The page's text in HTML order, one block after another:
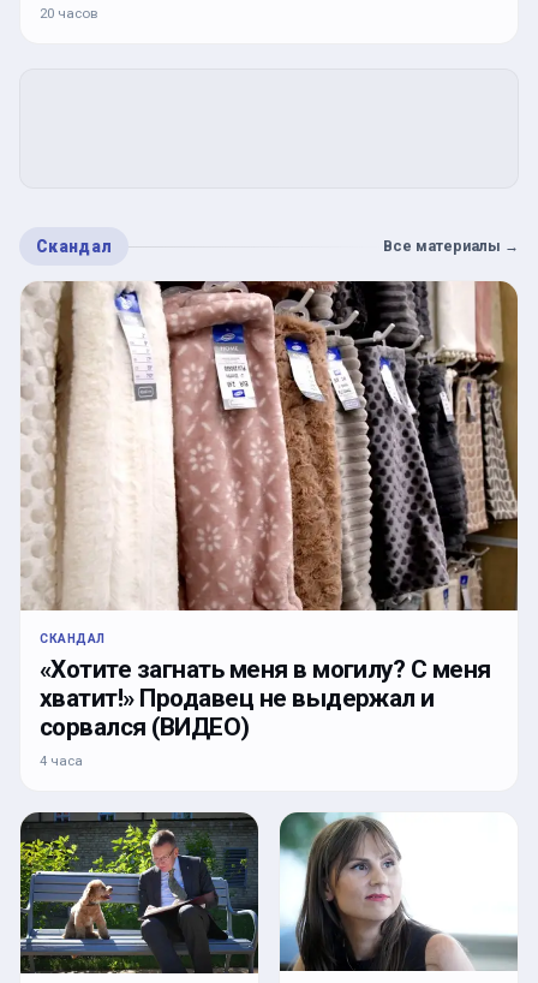
20 часов
Скандал Все материалы →
СКАНДАЛ
«Хотите загнать меня в могилу? С меня
хватит!» Продавец не выдержал и
сорвался (ВИДЕО)
4 часа